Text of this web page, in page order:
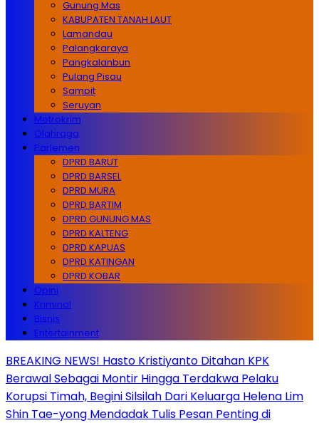
Gunung Mas
KABUPATEN TANAH LAUT
Lamandau
Palangkaraya
Pangkalanbun
Pulang Pisau
Sampit
Seruyan
Metrokrim
Olahraga
Parlemen
DPRD BARUT
DPRD BARSEL
DPRD MURA
DPRD BARTIM
DPRD GUNUNG MAS
DPRD KALTENG
DPRD KAPUAS
DPRD KATINGAN
DPRD KOBAR
Opini
Kriminal
Bisnis
Entertainment
BREAKING NEWS! Hasto Kristiyanto Ditahan KPK
Berawal Sebagai Montir Hingga Terdakwa Pelaku
Korupsi Timah, Begini Silsilah Dari Keluarga Helena Lim
Shin Tae-yong Mendadak Tulis Pesan Penting di